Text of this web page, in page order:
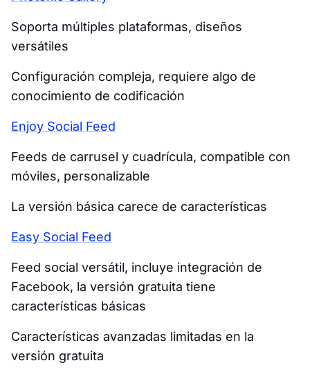
Soporta múltiples plataformas, diseños
versátiles
Configuración compleja, requiere algo de
conocimiento de codificación
Enjoy Social Feed
Feeds de carrusel y cuadrícula, compatible con
móviles, personalizable
La versión básica carece de características
Easy Social Feed
Feed social versátil, incluye integración de
Facebook, la versión gratuita tiene
características básicas
Características avanzadas limitadas en la
versión gratuita